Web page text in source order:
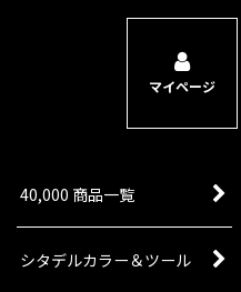
に出て相手を押
[スピアヘッド]
ー」ドーター・オ
録内容ミニチュ
サイ・アイアン
マイページ
40,000 商品一覧
シタデルカラー＆ツール